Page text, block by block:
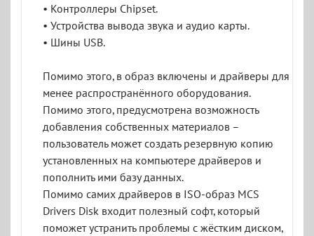
• Контроллеры Chipset.
• Устройства вывода звука и аудио карты.
• Шины USB.
Помимо этого, в образ включены и драйверы для
менее распространённого оборудования.
Помимо этого, предусмотрена возможность
добавления собственных материалов –
пользователь может создать резервную копию
установленных на компьютере драйверов и
пополнить ими базу данных.
Помимо самих драйверов в ISO-образ MCS
Drivers Disk входит полезный софт, который
поможет устранить проблемы с жёстким диском,